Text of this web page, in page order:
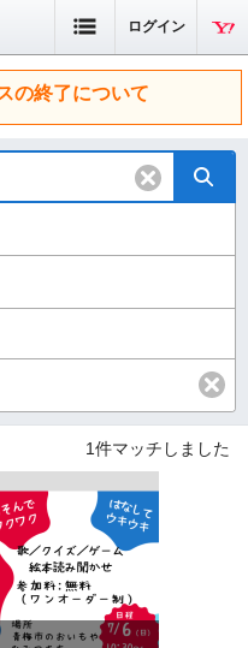
ログイン
の終了について
1件マッチしました